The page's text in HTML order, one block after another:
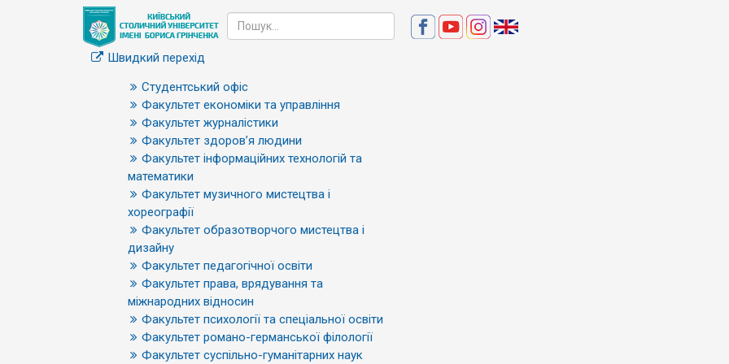
Швидкий перехід
Студентський офіс
Факультет економіки та управління
Факультет журналістики
Факультет здоров’я людини
Факультет інформаційних технологій та
математики
Факультет музичного мистецтва і
хореографії
Факультет образотворчого мистецтва і
дизайну
Факультет педагогічної освіти
Факультет права, врядування та
міжнародних відносин
Факультет психології та спеціальної освіти
Факультет романо-германської філології
Факультет суспільно-гуманітарних наук